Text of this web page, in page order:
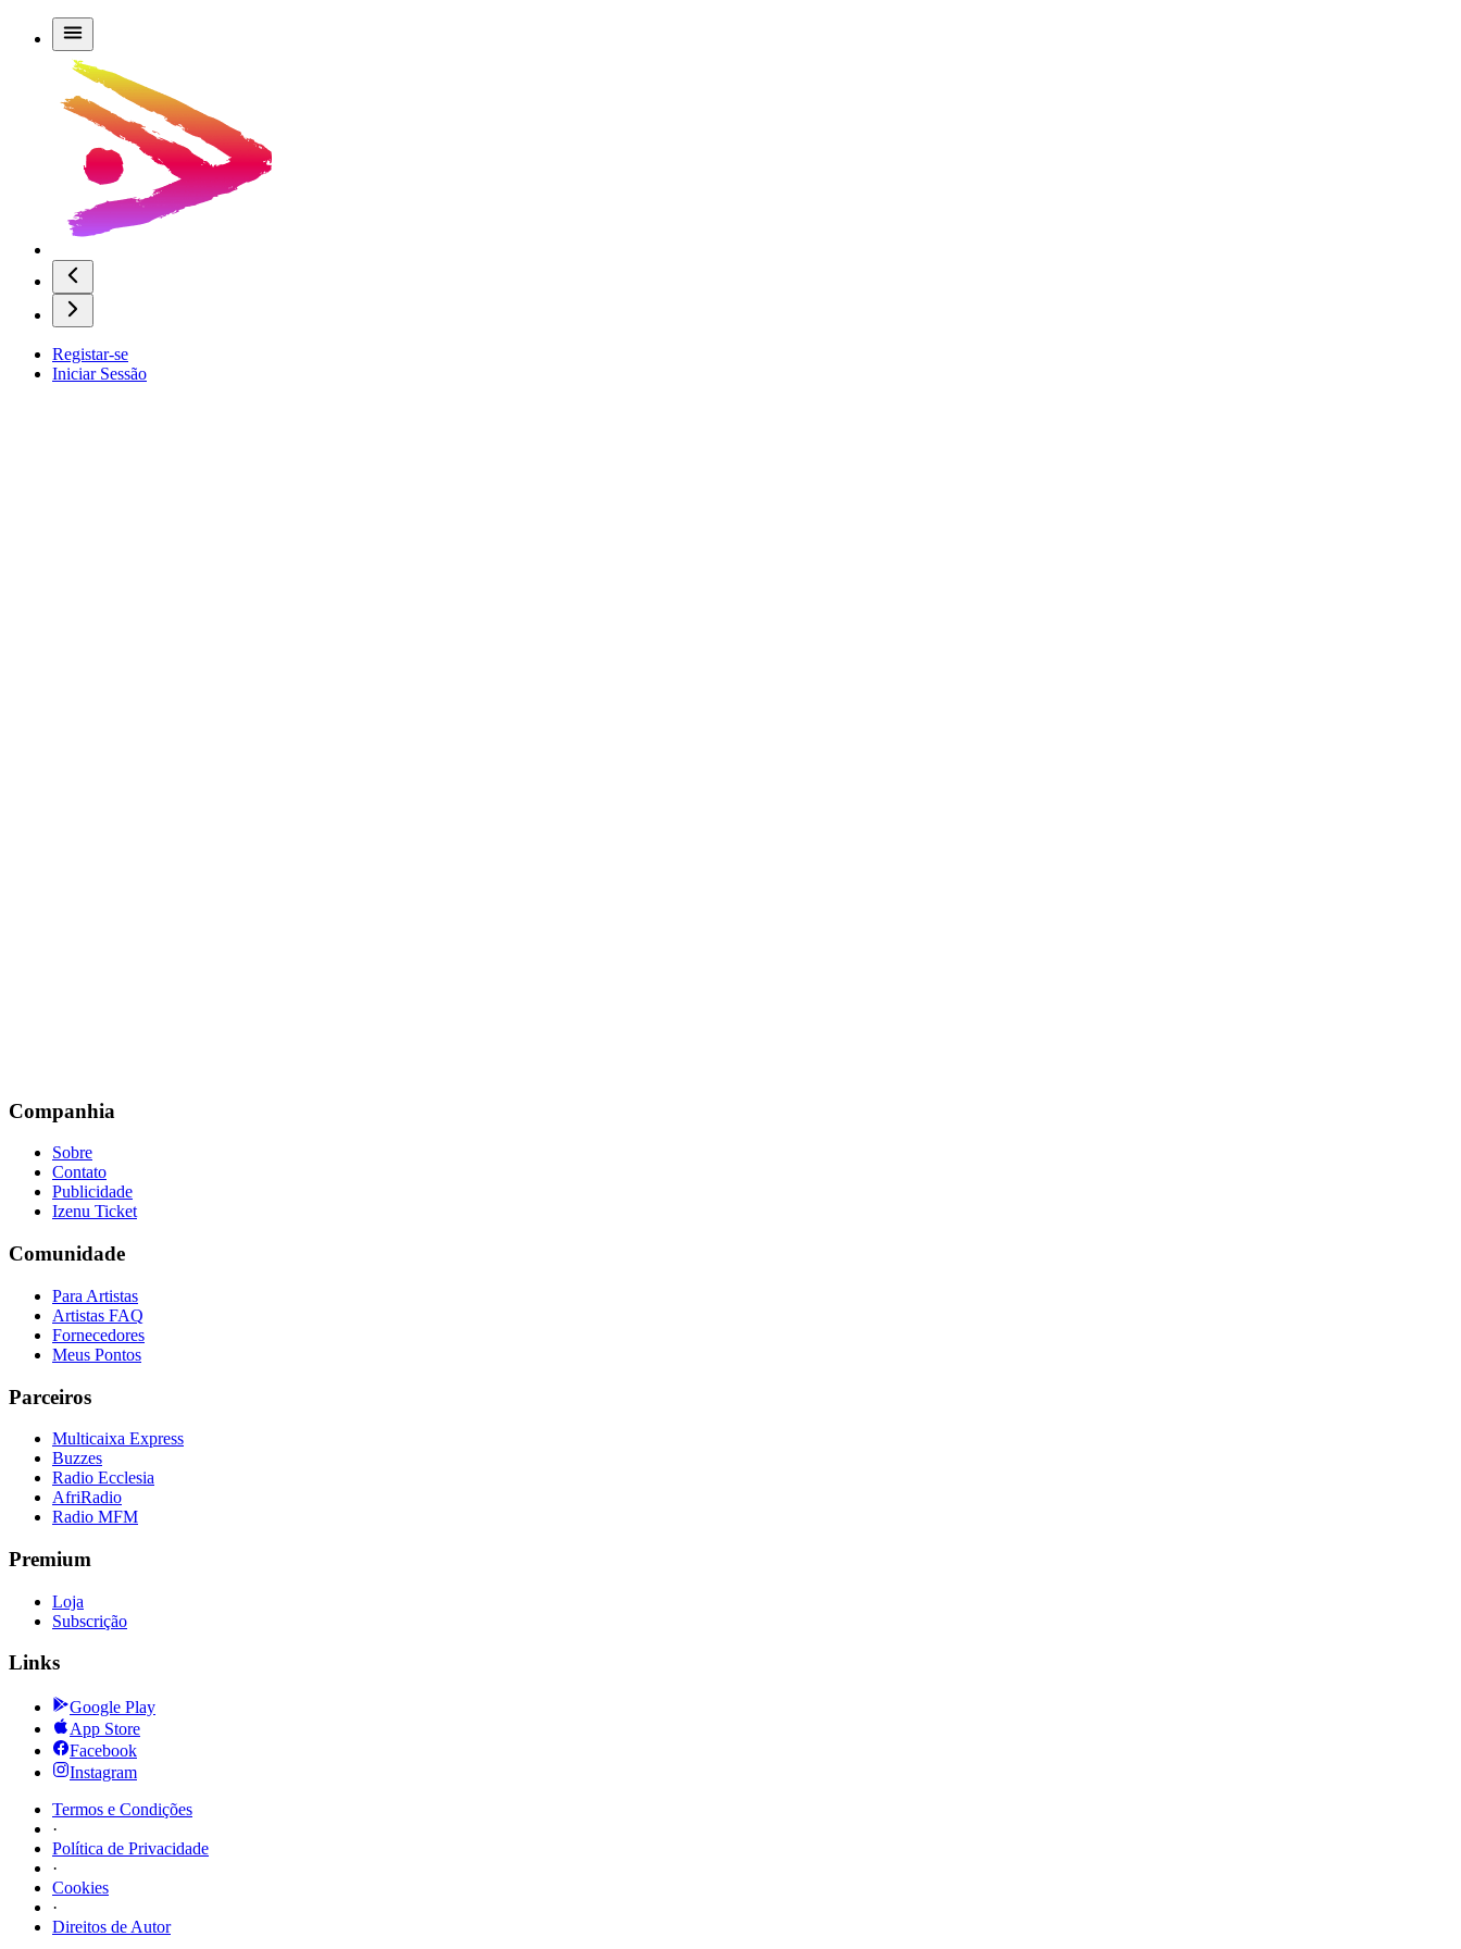
Registar-se
Iniciar Sessão
Companhia
Sobre
Contato
Publicidade
Izenu Ticket
Comunidade
Para Artistas
Artistas FAQ
Fornecedores
Meus Pontos
Parceiros
Multicaixa Express
Buzzes
Radio Ecclesia
AfriRadio
Radio MFM
Premium
Loja
Subscrição
Links
Google Play
App Store
Facebook
Instagram
Termos e Condições
·
Política de Privacidade
·
Cookies
·
Direitos de Autor